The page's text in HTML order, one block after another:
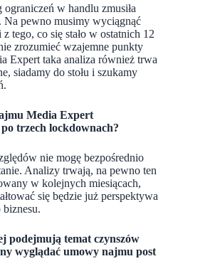
ograniczeń w handlu zmusiła
pewno musimy wyciągnąć
tego, co się stało w ostatnich 12
zrozumieć wzajemne punkty
Expert taka analiza również trwa
siadamy do stołu i szukamy
Media Expert
trzech lockdownach?
nie mogę bezpośrednio
Analizy trwają, na pewno ten
w kolejnych miesiącach,
się będzie już perspektywa
biznesu.
podejmują temat czynszów
wyglądać umowy najmu post